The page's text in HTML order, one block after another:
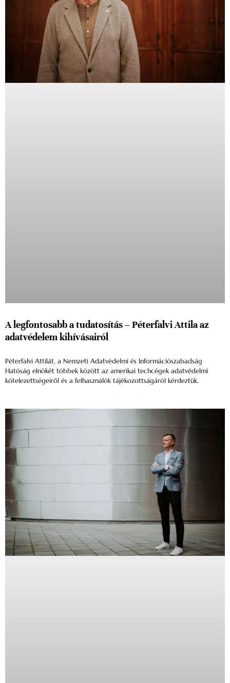
A legfontosabb a tudatosítás – Péterfalvi Attila az
adatvédelem kihívásairól
Péterfalvi Attilát, a Nemzeti Adatvédelmi és Információszabadság
Hatóság elnökét többek között az amerikai techcégek adatvédelmi
kötelezettségeiről és a felhasználók tájékozottságáról kérdeztük.